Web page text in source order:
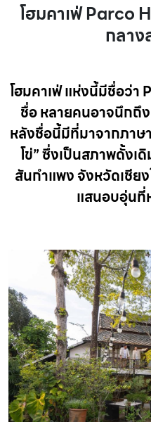
โฮมคาเฟ่ Parco
กลาง
โฮมคาเฟ่ แห่งนี้มีชื่อว่า
ชื่อ หลายคนอาจนึกถึ
หลังชื่อนี้มีที่มาจากภาษ
โข่” ซึ่งเป็นสภาพดั้งเ
สันกำแพง จังหวัดเชีย
แสนอบอุ่นที่